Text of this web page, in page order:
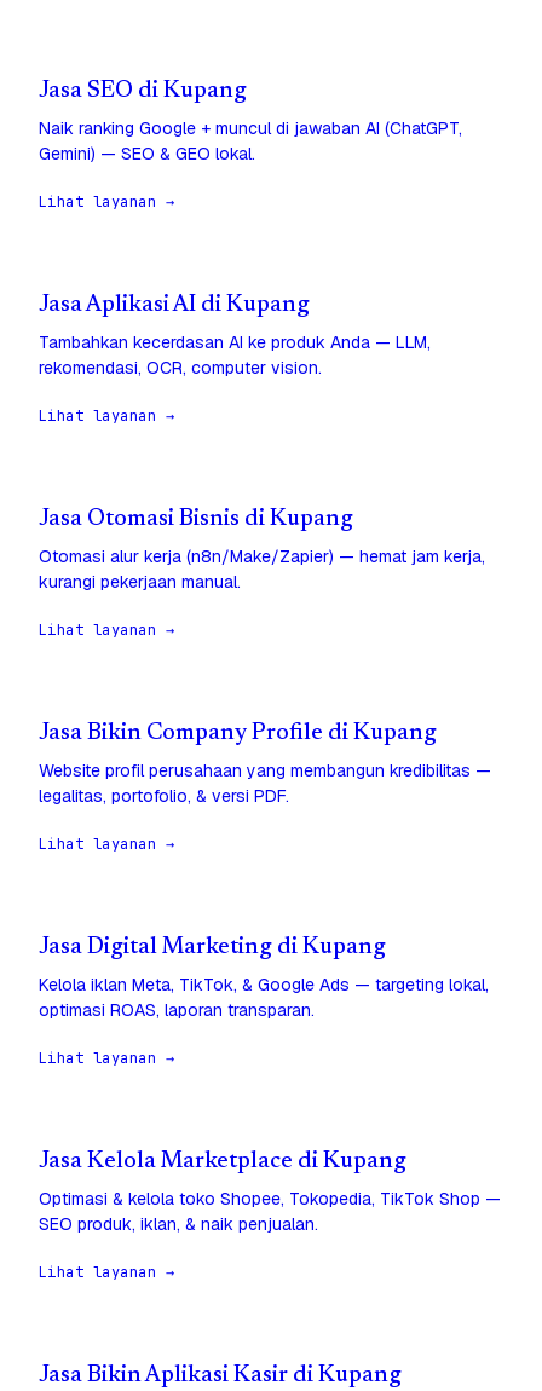
Jasa SEO di Kupang
Naik ranking Google + muncul di jawaban AI (ChatGPT,
Gemini) — SEO & GEO lokal.
Lihat layanan →
Jasa Aplikasi AI di Kupang
Tambahkan kecerdasan AI ke produk Anda — LLM,
rekomendasi, OCR, computer vision.
Lihat layanan →
Jasa Otomasi Bisnis di Kupang
Otomasi alur kerja (n8n/Make/Zapier) — hemat jam kerja,
kurangi pekerjaan manual.
Lihat layanan →
Jasa Bikin Company Profile di Kupang
Website profil perusahaan yang membangun kredibilitas —
legalitas, portofolio, & versi PDF.
Lihat layanan →
Jasa Digital Marketing di Kupang
Kelola iklan Meta, TikTok, & Google Ads — targeting lokal,
optimasi ROAS, laporan transparan.
Lihat layanan →
Jasa Kelola Marketplace di Kupang
Optimasi & kelola toko Shopee, Tokopedia, TikTok Shop —
SEO produk, iklan, & naik penjualan.
Lihat layanan →
Jasa Bikin Aplikasi Kasir di Kupang